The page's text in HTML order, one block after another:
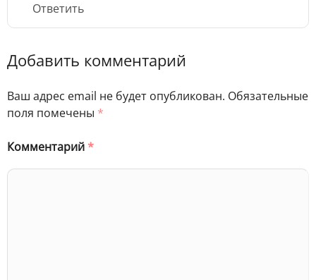
Ответить
Добавить комментарий
Ваш адрес email не будет опубликован. Обязательные
поля помечены *
Комментарий*